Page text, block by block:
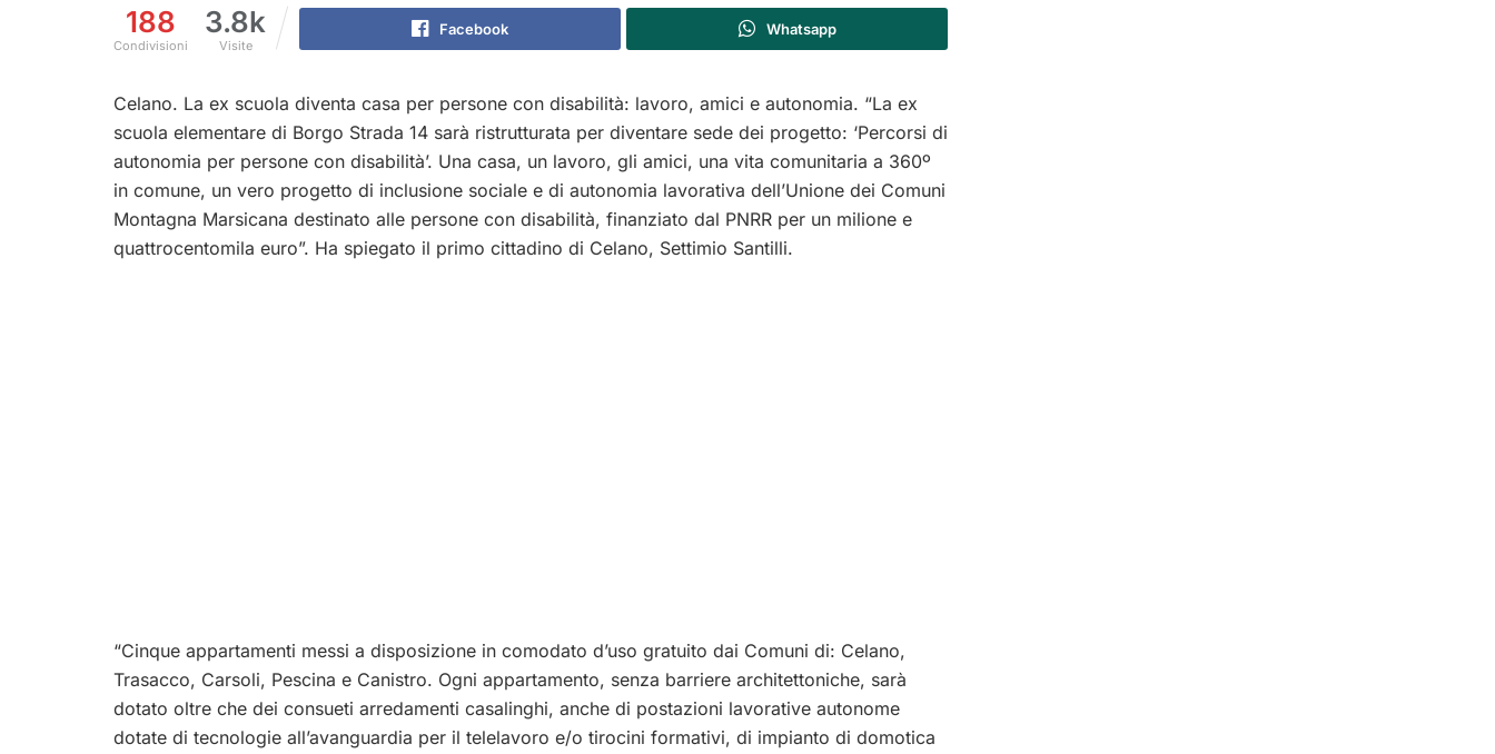
188
Condivisioni
3.8k
Visite
Facebook Whatsapp
Celano. La ex scuola diventa casa per persone con disabilità: lavoro, amici e autonomia. “La ex
scuola elementare di Borgo Strada 14 sarà ristrutturata per diventare sede dei progetto: ‘Percorsi di
autonomia per persone con disabilità’. Una casa, un lavoro, gli amici, una vita comunitaria a 360º
in comune, un vero progetto di inclusione sociale e di autonomia lavorativa dell’Unione dei Comuni
Montagna Marsicana destinato alle persone con disabilità, finanziato dal PNRR per un milione e
quattrocentomila euro”. Ha spiegato il primo cittadino di Celano, Settimio Santilli.
“Cinque appartamenti messi a disposizione in comodato d’uso gratuito dai Comuni di: Celano,
Trasacco, Carsoli, Pescina e Canistro. Ogni appartamento, senza barriere architettoniche, sarà
dotato oltre che dei consueti arredamenti casalinghi, anche di postazioni lavorative autonome
dotate di tecnologie all’avanguardia per il telelavoro e/o tirocini formativi, di impianto di domotica